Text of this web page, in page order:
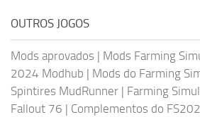
OUTROS JOGOS
Mods aprovados | Mods Farming
2024 Modhub | Mods do Farming
Spintires MudRunner | Farming
Fallout 76 | Complementos do